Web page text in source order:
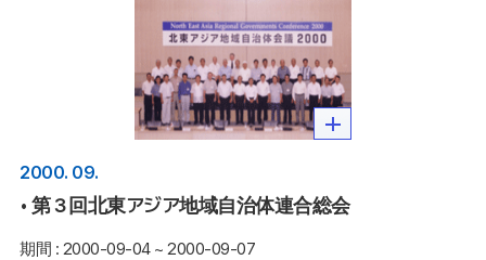
2000. 09.
• 第３回北東アジア地域自治体連合総会
期間 : 2000-09-04 ~ 2000-09-07